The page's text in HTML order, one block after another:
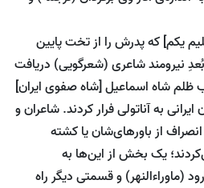
یکم] که پدرش را از تخت پایین
نیرومند شاعری (شعرگویی) دریافت
ظلم شاه اسماعیل [شاه صفوی ایران]
به آناتولی فرار کردند. شاعران و
از باورهای‌شان یا کشته
یک بخش از این‌ها به
(ماوراءالنهر) و قسمتی دیگر راه